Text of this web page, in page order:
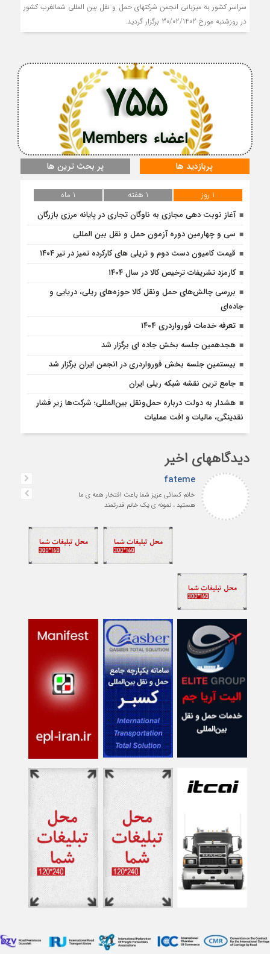
سراسر کشور به میزبانی انجمن شرکتهای حمل و نقل بین المللی شمالغرب کشور
در روزشنبه مورخ 30/02/1402 برگزار گردید.
اعضاء Members
755
پربازدید ها پر بحث ترین ها
1 روز 1 هفته
1 ماه
آغاز نوبت دهی مجازی به ناوگان تجاری در پایانه مرزی بازرگان
سی و چهارمین دوره آزمون حمل و نقل بین المللی
قیمت کامیون دست دوم و تریلی‌ های کارکرده تمیز در تیر ۱۴۰۴
کارمزد تشریفات ترخیص کالا در سال ۱۴۰۴
بررسی چالش‌های حمل ونقل کالا حوزه‌های ریلی، دریایی و
جاده‌ای
تعرفه خدمات فورواردری ۱۴۰4
هجدهمین جلسه بخش جاده ای برگزار شد
بیستمین جلسه بخش فورواردری در انجمن ایران برگزار شد
جامع ترین نقشه شبکه ریلی ایران
هشدار به دولت درباره حمل‌ونقل بین‌المللی؛ شرکت‌ها زیر فشار
نقدینگی، مالیات و افت عملیات
دیدگاههای اخیر
fateme
خانم کسائی عزیز شما باعث افتخار همه ی ما
هستید ، نمونه ی یک خانم قدرتمند